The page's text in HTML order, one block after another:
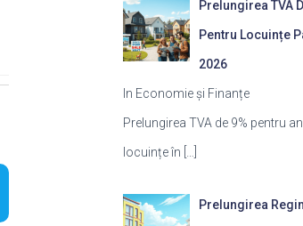
Prelungirea TVA
Pentru Locuințe
2026
In Economie și Finanțe
Prelungirea TVA de 9% pentru
locuințe în
Prelungirea